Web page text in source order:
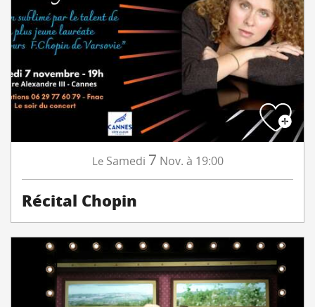
Le Samedi 7 Nov. à 19:00
Récital Chopin